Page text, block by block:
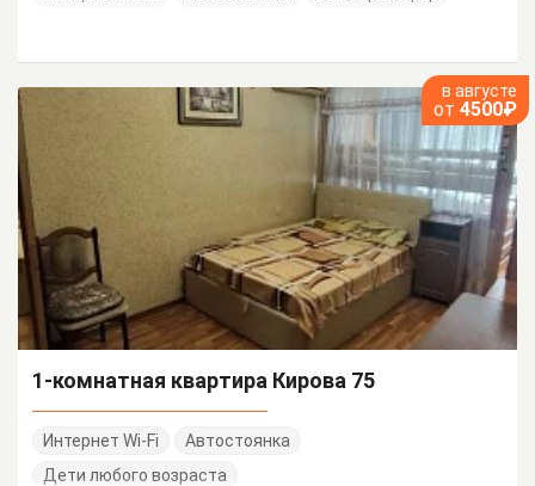
в августе
от 4500₽
1-комнатная квартира Кирова 75
Интернет Wi-Fi
Автостоянка
Дети любого возраста